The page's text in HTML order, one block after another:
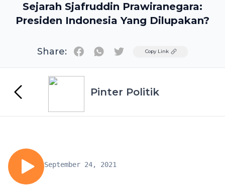
Sejarah Sjafruddin Prawiranegara:
Presiden Indonesia Yang Dilupakan?
Share: TwitterCopy Link
Pinter Politik
September 24, 2021